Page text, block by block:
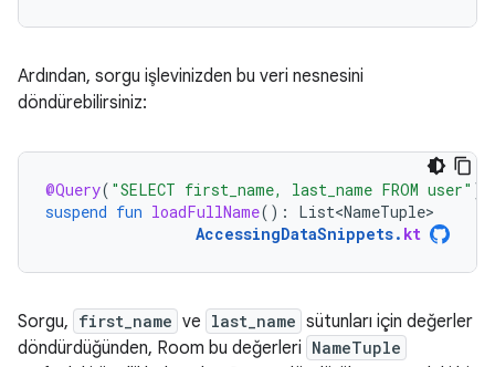
Ardından, sorgu işlevinizden bu veri nesnesini
döndürebilirsiniz:
@Query( "SELECT first_name, last_name FROM user" )
suspend fun loadFullName():
List<NameTuple>
AccessingDataSnippets. kt
Sorgu, first_name ve last_name sütunları için değerler
döndürdüğünden, Room bu değerleri NameTuple